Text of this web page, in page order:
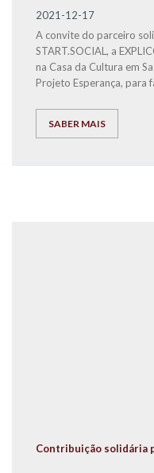
2021-12-17
A convite do parceiro
START.SOCIAL, a
na Casa da Cultura em
Projeto Esperança, para
SABER MAIS
Contribuição solidária